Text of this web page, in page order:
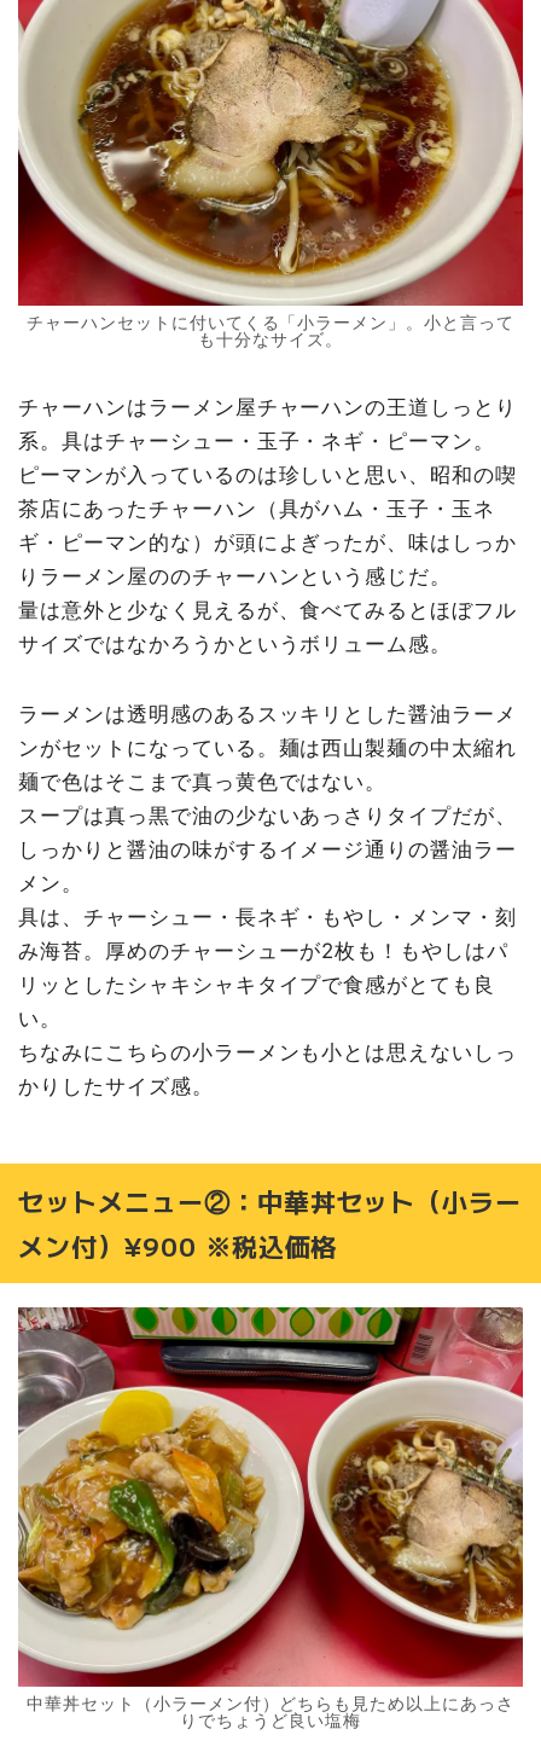
チャーハンセットに付いてくる「小ラーメン」。小と言って
も十分なサイズ。
チャーハンはラーメン屋チャーハンの王道しっとり
系。具はチャーシュー・玉子・ネギ・ピーマン。
ピーマンが入っているのは珍しいと思い、昭和の喫
茶店にあったチャーハン（具がハム・玉子・玉ネ
ギ・ピーマン的な）が頭によぎったが、味はしっか
りラーメン屋ののチャーハンという感じだ。
量は意外と少なく見えるが、食べてみるとほぼフル
サイズではなかろうかというボリューム感。
ラーメンは透明感のあるスッキリとした醤油ラーメ
ンがセットになっている。麺は西山製麺の中太縮れ
麺で色はそこまで真っ黄色ではない。
スープは真っ黒で油の少ないあっさりタイプだが、
しっかりと醤油の味がするイメージ通りの醤油ラー
メン。
具は、チャーシュー・長ネギ・もやし・メンマ・刻
み海苔。厚めのチャーシューが2枚も！もやしはパ
リッとしたシャキシャキタイプで食感がとても良
い。
ちなみにこちらの小ラーメンも小とは思えないしっ
かりしたサイズ感。
セットメニュー②：中華丼セット（小ラー
メン付）¥900 ※税込価格
中華丼セット（小ラーメン付）どちらも見ため以上にあっさ
りでちょうど良い塩梅